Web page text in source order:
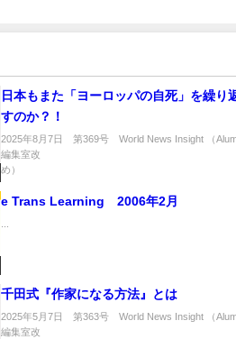
日本もまた「ヨーロッパの自死」を繰り
すのか？！
2025年8月7日 第369号 World News Insight （
編集室改
め）
e Trans Learning 2006年2月
千田式『作家になる方法』とは
2025年5月7日 第363号 World News Insight （
編集室改